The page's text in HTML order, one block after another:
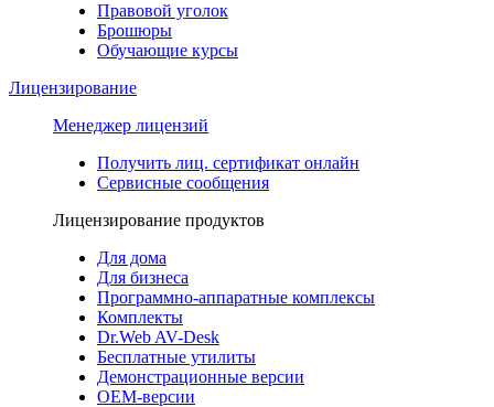
Правовой уголок
Брошюры
Обучающие курсы
Лицензирование
Менеджер лицензий
Получить лиц. сертификат онлайн
Сервисные сообщения
Лицензирование продуктов
Для дома
Для бизнеса
Программно-аппаратные комплексы
Комплекты
Dr.Web AV-Desk
Бесплатные утилиты
Демонстрационные версии
ОЕМ-версии